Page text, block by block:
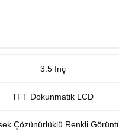
3.5 İnç
TFT Dokunmatik LCD
Çözünürlüklü Renkli